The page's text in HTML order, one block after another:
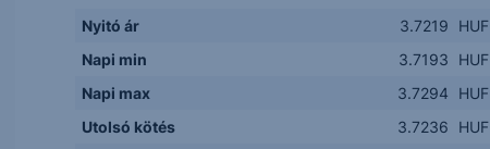
Nyitó ár 3.7219
HUF
Napi min
3.7193
HUF
Napi max
3.7294
HUF
Utolsó kötés
3.7236
HUF